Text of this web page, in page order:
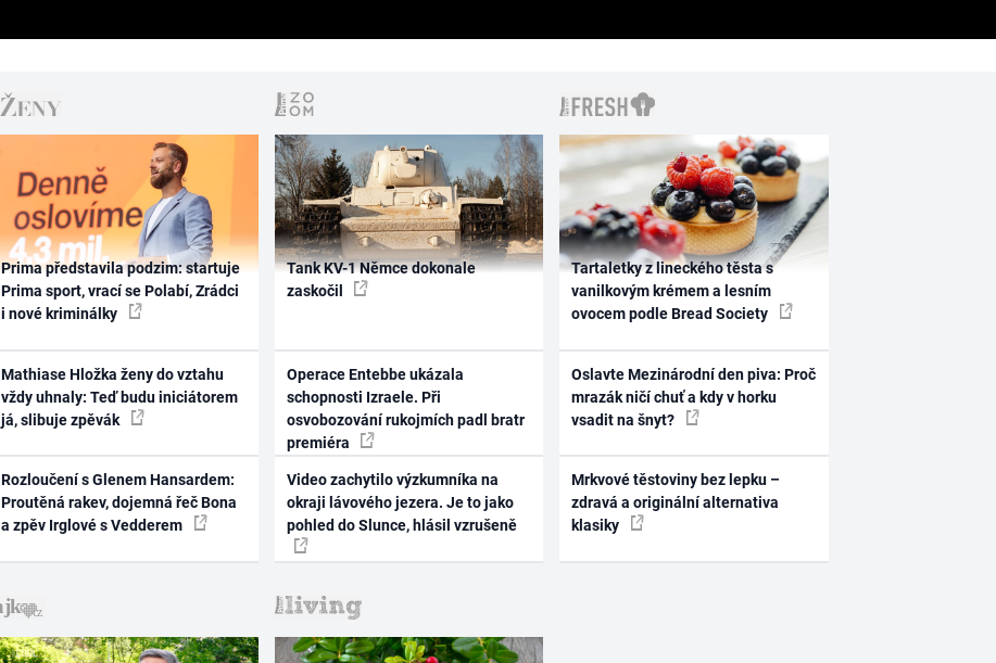
Prima představila podzim: startuje
Prima sport, vrací se Polabí, Zrádci
i nové kriminálky
Mathiase Hložka ženy do vztahu
vždy uhnaly: Teď budu iniciátorem
já, slibuje zpěvák
Rozloučení s Glenem Hansardem:
Proutěná rakev, dojemná řeč Bona
a zpěv Irglové s Vedderem
Tank KV-1 Němce dokonale
zaskočil
Operace Entebbe ukázala
schopnosti Izraele. Při
osvobozování rukojmích padl bratr
premiéra
Video zachytilo výzkumníka na
okraji lávového jezera. Je to jako
pohled do Slunce, hlásil vzrušeně
Tartaletky z lineckého těsta s
vanilkovým krémem a lesním
ovocem podle Bread Society
Oslavte Mezinárodní den piva: Proč
mrazák ničí chuť a kdy v horku
vsadit na šnyt?
Mrkvové těstoviny bez lepku –
zdravá a originální alternativa
klasiky